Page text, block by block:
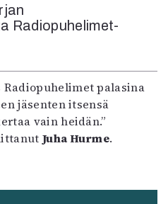
Radiopuhelimet-
Radiopuhelimet palasina
jäsenten itsensä
vain heidän.”
Juha Hurme.